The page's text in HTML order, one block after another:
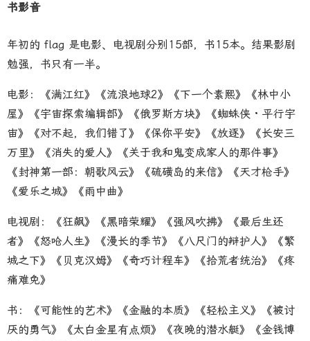
书影音
年初的 flag 是电影、电视剧分别15部，书15本。结果影剧
勉强，书只有一半。
电影：《满江红》《流浪地球2》《下一个素熙》《林中小
屋》《宇宙探索编辑部》《俄罗斯方块》《蜘蛛侠 · 平行宇
宙》《对不起，我们错了》《保你平安》《放逐》《长安三
万里》《消失的爱人》《关于我和鬼变成家人的那件事》
《封神第一部：朝歌风云》《硫磺岛的来信》《天才枪手》
《爱乐之城》《雨中曲》
电视剧：《狂飙》《黑暗荣耀》《强风吹拂》《最后生还
者》《怒呛人生》《漫长的季节》《八尺门的辩护人》《繁
城之下》《贝克汉姆》《奇巧计程车》《拾荒者统治》《疼
痛难免》
书：《可能性的艺术》《金融的本质》《轻松主义》《被讨
厌的勇气》《太白金星有点烦》《夜晚的潜水艇》《金钱博